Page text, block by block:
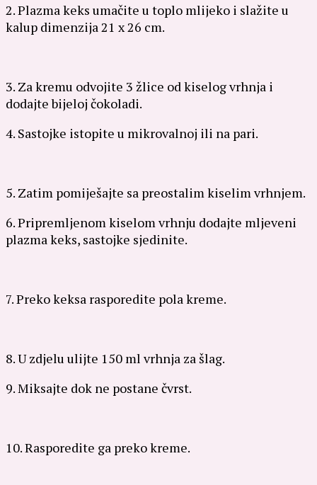
2. Plazma keks umačite u toplo mlijeko i slažite u
kalup dimenzija 21 x 26 cm.
3. Za kremu odvojite 3 žlice od kiselog vrhnja i
dodajte bijeloj čokoladi.
4. Sastojke istopite u mikrovalnoj ili na pari.
5. Zatim pomiješajte sa preostalim kiselim vrhnjem.
6. Pripremljenom kiselom vrhnju dodajte mljeveni
plazma keks, sastojke sjedinite.
7. Preko keksa rasporedite pola kreme.
8. U zdjelu ulijte 150 ml vrhnja za šlag.
9. Miksajte dok ne postane čvrst.
10. Rasporedite ga preko kreme.